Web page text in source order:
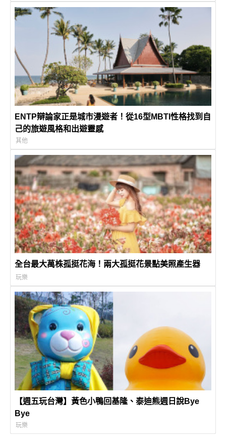
ENTP辯論家正是城市漫遊者！從16型MBTI性格找到自
己的旅遊風格和出遊靈感
其他
全台最大萬株孤挺花海！兩大孤挺花景點美照產生器
玩樂
【週五玩台灣】黃色小鴨回基隆、泰迪熊週日說Bye
Bye
玩樂